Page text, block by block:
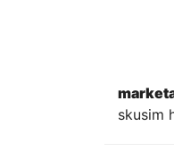
skusim